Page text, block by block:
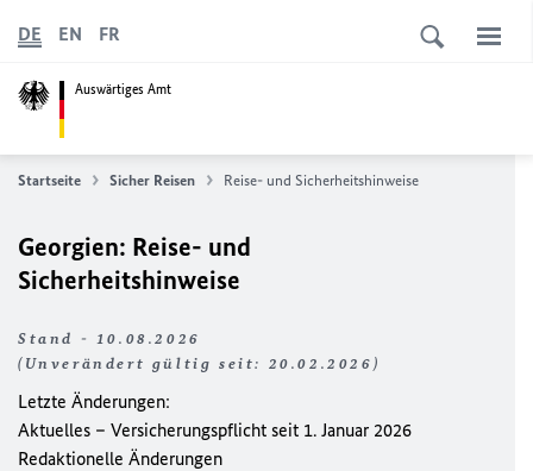
Auswärtiges Amt
DE EN FR
Startseite Sicher Reisen Reise- und Sicherheitshinweise
Georgien: Reise- und
Sicherheitshinweise
Stand - 10.08.2026
(Unverändert gültig seit: 20.02.2026)
Letzte Änderungen:
Aktuelles – Versicherungspflicht seit 1. Januar 2026
Redaktionelle Änderungen